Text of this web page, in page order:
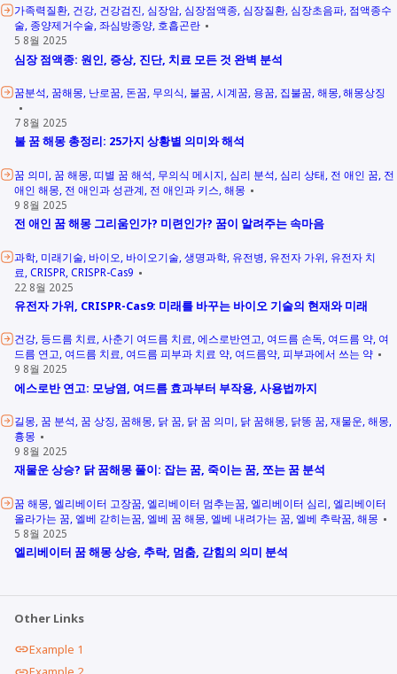
가족력질환 건강 건강검진 심장암 심장점액종 심장질환 심장초음파 점액종수
술 종양제거수술 좌심방종양 호흡곤란
5 8월 2025
심장 점액종: 원인, 증상, 진단, 치료 모든 것 완벽 분석
꿈분석 꿈해몽 난로꿈 돈꿈 무의식 불꿈 시계꿈 용꿈 집불꿈 해몽 해몽상징
7 8월 2025
불 꿈 해몽 총정리: 25가지 상황별 의미와 해석
꿈 의미 꿈 해몽 띠별 꿈 해석 무의식 메시지 심리 분석 심리 상태 전 애인 꿈 전
애인 해몽 전 애인과 성관계 전 애인과 키스 해몽
9 8월 2025
전 애인 꿈 해몽 그리움인가? 미련인가? 꿈이 알려주는 속마음
과학 미래기술 바이오 바이오기술 생명과학 유전병 유전자 가위 유전자 치
료 CRISPR CRISPR-Cas9
22 8월 2025
유전자 가위, CRISPR-Cas9: 미래를 바꾸는 바이오 기술의 현재와 미래
건강 등드름 치료 사춘기 여드름 치료 에스로반연고 여드름 손독 여드름 약 여
드름 연고 여드름 치료 여드름 피부과 치료 약 여드름약 피부과에서 쓰는 약
9 8월 2025
에스로반 연고: 모낭염, 여드름 효과부터 부작용, 사용법까지
길몽 꿈 분석 꿈 상징 꿈해몽 닭 꿈 닭 꿈 의미 닭 꿈해몽 닭똥 꿈 재물운 해몽
흉몽
9 8월 2025
재물운 상승? 닭 꿈해몽 풀이: 잡는 꿈, 죽이는 꿈, 쪼는 꿈 분석
꿈 해몽 엘리베이터 고장꿈 엘리베이터 멈추는꿈 엘리베이터 심리 엘리베이터
올라가는 꿈 엘베 갇히는꿈 엘베 꿈 해몽 엘베 내려가는 꿈 엘베 추락꿈 해몽
5 8월 2025
엘리베이터 꿈 해몽 상승, 추락, 멈춤, 갇힘의 의미 분석
Other Links
Example 1